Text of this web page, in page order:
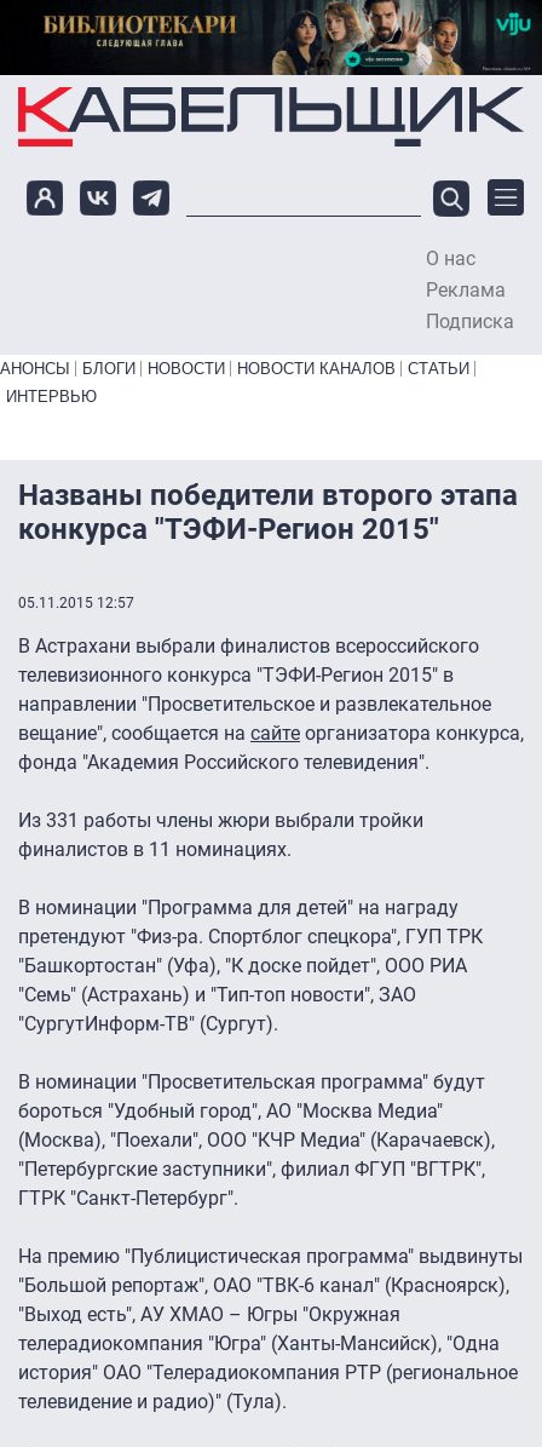
Перейти к основному содержанию
О нас
Реклама
Подписка
Primary links bottom
АНОНСЫ БЛОГИ НОВОСТИ НОВОСТИ КАНАЛОВ
СТАТЬИ
ИНТЕРВЬЮ
Названы победители второго этапа
конкурса "ТЭФИ-Регион 2015"
05.11.2015 12:57
В Астрахани выбрали финалистов всероссийского
телевизионного конкурса "ТЭФИ-Регион 2015" в
направлении "Просветительское и развлекательное
вещание", сообщается на сайте организатора конкурса,
фонда "Академия Российского телевидения".
Из 331 работы члены жюри выбрали тройки
финалистов в 11 номинациях.
В номинации "Программа для детей" на награду
претендуют "Физ-ра. Спортблог спецкора", ГУП ТРК
"Башкортостан" (Уфа), "К доске пойдет", ООО РИА
"Семь" (Астрахань) и "Тип-топ новости", ЗАО
"СургутИнформ-ТВ" (Сургут).
В номинации "Просветительская программа" будут
бороться "Удобный город", АО "Москва Медиа"
(Москва), "Поехали", ООО "КЧР Медиа" (Карачаевск),
"Петербургские заступники", филиал ФГУП "ВГТРК",
ГТРК "Санкт-Петербург".
На премию "Публицистическая программа" выдвинуты
"Большой репортаж", ОАО "ТВК-6 канал" (Красноярск),
"Выход есть", АУ ХМАО – Югры "Окружная
телерадиокомпания "Югра" (Ханты-Мансийск), "Одна
история" ОАО "Телерадиокомпания РТР (региональное
телевидение и радио)" (Тула).